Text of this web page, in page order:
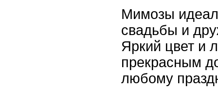
Мимозы
свадьбы и
Яркий цвет и
прекрасным
любому